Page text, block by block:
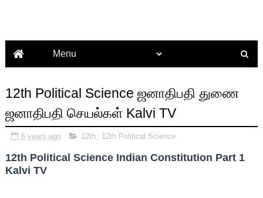
12th Political Science ஜனாதிபதி துணை
ஜனாதிபதி செயல்கள் Kalvi TV
6 years ago 12th, 12th Political Science
12th Political Science Indian Constitution Part 1
Kalvi TV